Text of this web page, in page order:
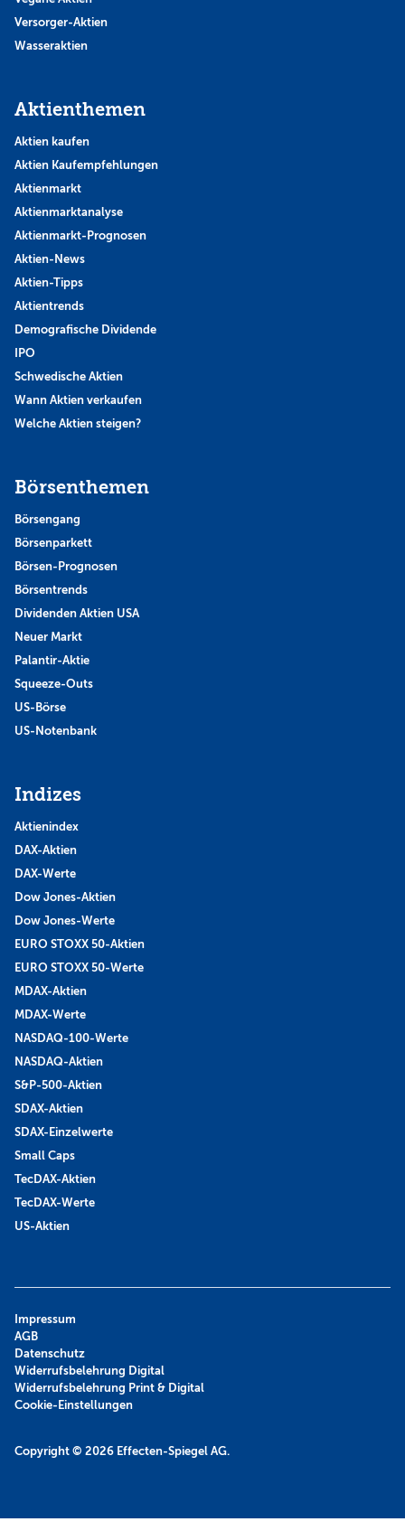
Versorger-Aktien
Wasseraktien
Aktienthemen
Aktien kaufen
Aktien Kaufempfehlungen
Aktienmarkt
Aktienmarktanalyse
Aktienmarkt-Prognosen
Aktien-News
Aktien-Tipps
Aktientrends
Demografische Dividende
IPO
Schwedische Aktien
Wann Aktien verkaufen
Welche Aktien steigen?
Börsenthemen
Börsengang
Börsenparkett
Börsen-Prognosen
Börsentrends
Dividenden Aktien USA
Neuer Markt
Palantir-Aktie
Squeeze-Outs
US-Börse
US-Notenbank
Indizes
Aktienindex
DAX-Aktien
DAX-Werte
Dow Jones-Aktien
Dow Jones-Werte
EURO STOXX 50-Aktien
EURO STOXX 50-Werte
MDAX-Aktien
MDAX-Werte
NASDAQ-100-Werte
NASDAQ-Aktien
S&P-500-Aktien
SDAX-Aktien
SDAX-Einzelwerte
Small Caps
TecDAX-Aktien
TecDAX-Werte
US-Aktien
Copyright © 2026 Effecten-Spiegel AG.
Impressum
AGB
Datenschutz
Widerrufsbelehrung Digital
Widerrufsbelehrung Print & Digital
Cookie-Einstellungen